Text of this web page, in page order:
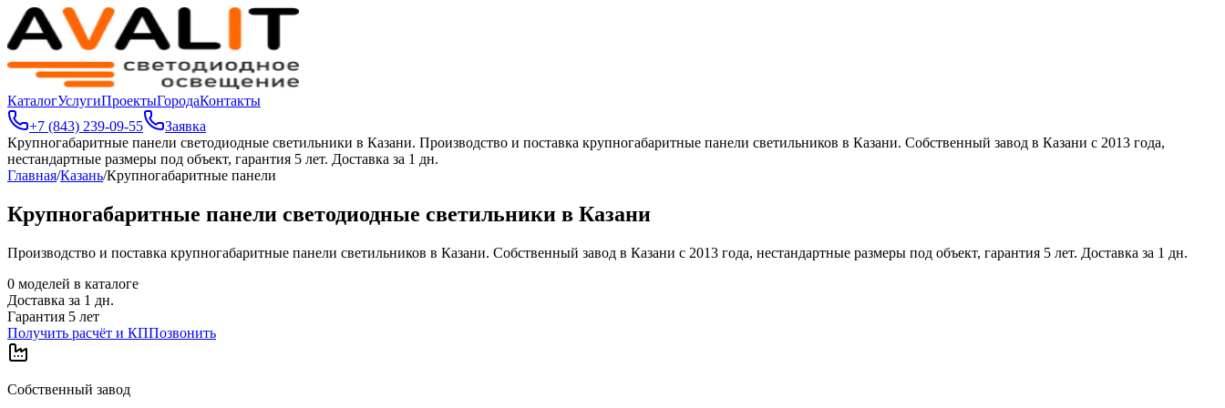
КаталогУслугиПроектыГородаКонтакты
+7 (843) 239-09-55
Заявка
Крупногабаритные панели светодиодные светильники в Казани. Производство и поставка крупногабаритные панели светильников в Казани. Собственный завод в Казани с 2013 года,
нестандартные размеры под объект, гарантия 5 лет. Доставка за 1 дн.
Главная/Казань/Крупногабаритные панели
Крупногабаритные панели светодиодные светильники в Казани
Производство и поставка крупногабаритные панели светильников в Казани. Собственный завод в Казани с 2013 года, нестандартные размеры под объект, гарантия 5 лет. Доставка за 1 дн.
0 моделей в каталоге
Доставка за 1 дн.
Гарантия 5 лет
Получить расчёт и КППозвонить
Собственный завод